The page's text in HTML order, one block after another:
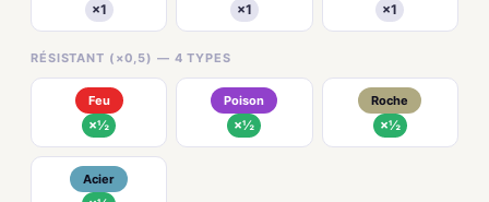
×1 ×1 ×1
RÉSISTANT (×0,5) — 4 TYPES
Feu
×½
Poison
×½
Roche
×½
Acier